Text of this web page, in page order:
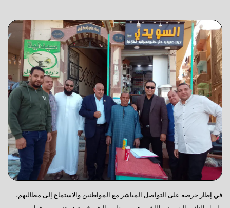
في إطار حرصه على التواصل المباشر مع المواطنين والاستماع إلى مطالبهم،